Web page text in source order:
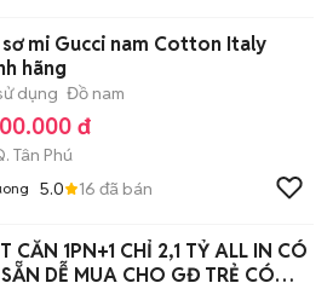
mi Gucci nam Cotton Italy
hãng
dụng Đồ nam
đ
Tân Phú
5.0 16 đã bán
CĂN 1PN+1 CHỈ 2,1 TỶ ALL IN CÓ
DỄ MUA CHO GĐ TRẺ CÓ